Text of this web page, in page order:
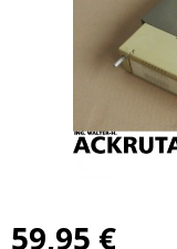
59,95 €